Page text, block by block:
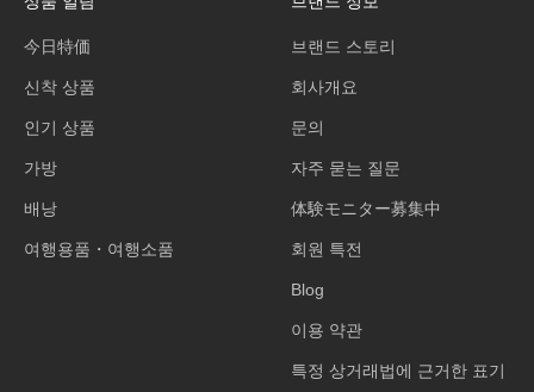
今日特価
신착 상품
인기 상품
가방
배낭
여행용품・여행소품
브랜드 스토리
회사개요
문의
자주 묻는 질문
体験モニター募集中
회원 특전
Blog
이용 약관
특정 상거래법에 근거한 표기